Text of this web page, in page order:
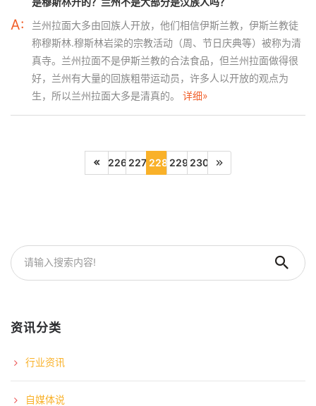
A:
兰州拉面大多由回族人开放，他们相信伊斯兰教，伊斯兰教徒
称穆斯林.穆斯林岩梁的宗教活动（周、节日庆典等）被称为清
真寺。兰州拉面不是伊斯兰教的合法食品，但兰州拉面做得很
好，兰州有大量的回族粗带运动员，许多人以开放的观点为
生，所以兰州拉面大多是清真的。 详细»
226 227 228 229 230
资讯分类
行业资讯
自媒体说